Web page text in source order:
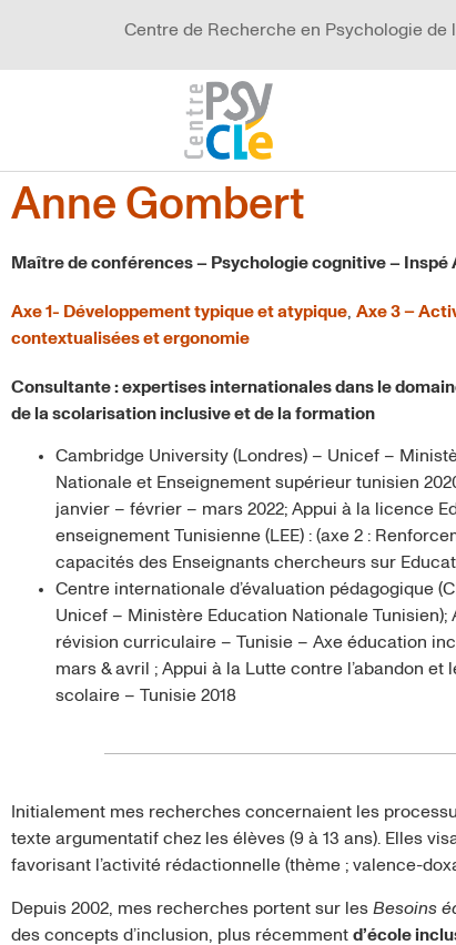
Centre de Recherche en Psychologie de
Anne Gombert
Maître de conférences – Psychologie cognitive – Inspé
Axe 1- Développement typique et atypique, Axe 3 –
contextualisées et ergonomie
Consultante : expertises internationales dans le
de la scolarisation inclusive et de la formation
Cambridge University (Londres) – Unicef –
Nationale et Enseignement supérieur tunisien
janvier – février – mars 2022; Appui à la licence
enseignement Tunisienne (LEE) : (axe 2 :
capacités des Enseignants chercheurs sur
Centre internationale d’évaluation pédagogique
Unicef – Ministère Education Nationale Tunisien);
révision curriculaire – Tunisie – Axe éducation
mars & avril ; Appui à la Lutte contre l’abandon et
scolaire – Tunisie 2018
Initialement mes recherches concernaient les
texte argumentatif chez les élèves (9 à 13 ans). Elles
favorisant l’activité rédactionnelle (thème ; valence-
Depuis 2002, mes recherches portent sur les Besoins
des concepts d’inclusion, plus récemment d’école